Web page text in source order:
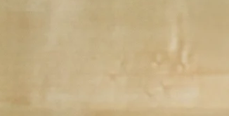
alebo odkazom, ktorý naozaj zahreje